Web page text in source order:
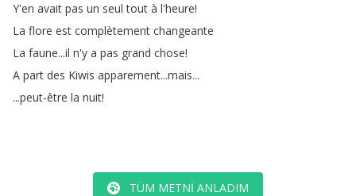
Y'en avait pas un seul tout à l'heure!
La flore est complètement changeante
La faune...il n'y a pas grand chose!
A part des Kiwis apparement...mais...
...peut-être la nuit!
TÜM METNI ANLADIM